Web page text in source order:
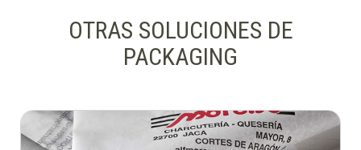
OTRAS SOLUCIONES DE
PACKAGING